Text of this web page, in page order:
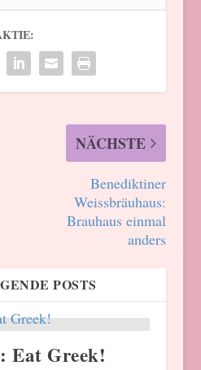
NÄCHSTE
Benediktiner
Weissbräuhaus:
Brauhaus einmal
anders
POSTS
Eat Greek!